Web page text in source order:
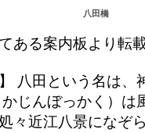
八田橋
ある案内板より転
八田という名は
じんぼっかく）は
々近江八景になぞ